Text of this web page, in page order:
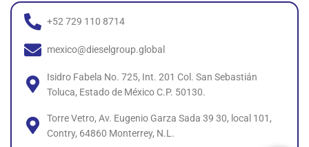
+52 729 110 8714
mexico@dieselgroup.global
Isidro Fabela No. 725, Int. 201 Col. San Sebastián
Toluca, Estado de México C.P. 50130.
Torre Vetro, Av. Eugenio Garza Sada 39 30, local 101,
Contry, 64860 Monterrey, N.L.